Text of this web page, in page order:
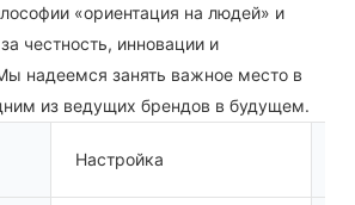
«ориентация на людей» и
честность, инновации и
надеемся занять важное место в
из ведущих брендов в будущем.
Настройка